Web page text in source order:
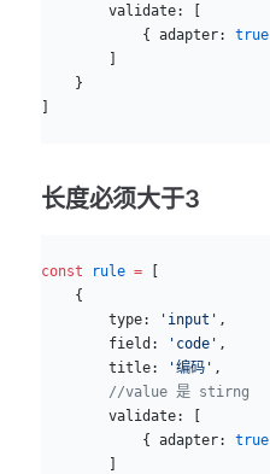
        validate: [
            { adapter:
true
        ]
    }
]
长度必须大于3
const rule = [
    {
        type:
'input' ,
        field:
'code' ,
        title:
'编码' ,
        //value 是 stirng
        validate: [
            { adapter:
true
        ]